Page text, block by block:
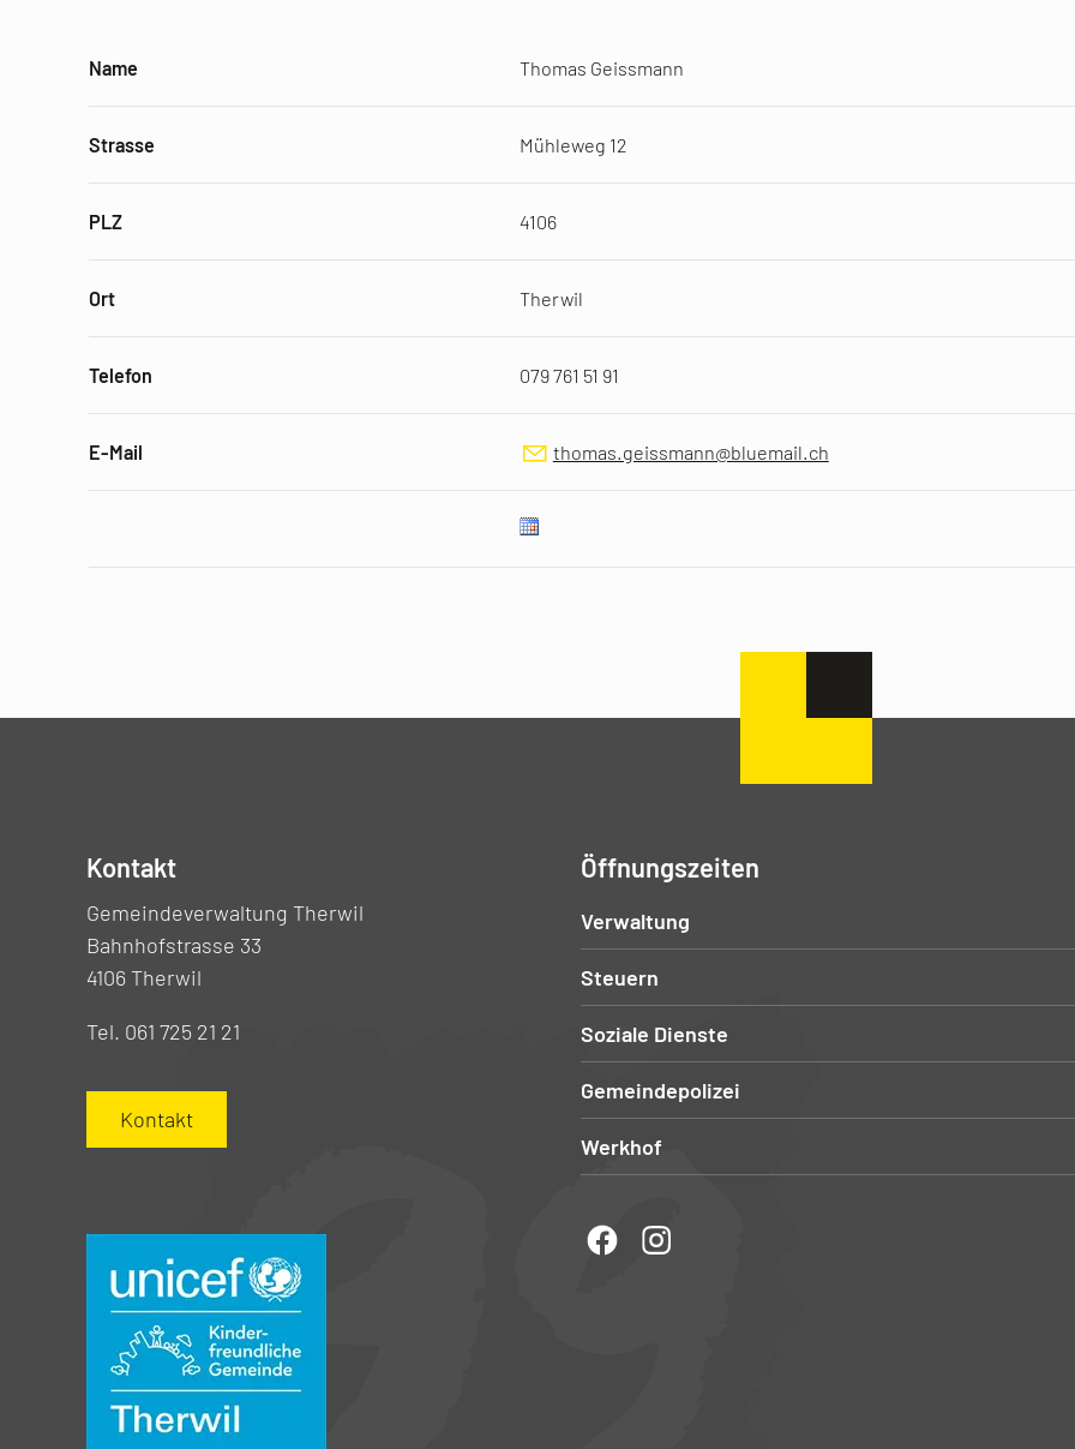
Name Thomas Geissmann
Strasse Mühleweg 12
PLZ 4106
Ort Therwil
Telefon 079 761 51 91
E-Mail thomas.geissmann@bluemail.ch
Kontakt
Gemeindeverwaltung Therwil
Bahnhofstrasse 33
4106 Therwil
Tel. 061 725 21 21
Kontakt
Öffnungszeiten
Verwaltung
Steuern
Soziale Dienste
Gemeindepolizei
Werkhof